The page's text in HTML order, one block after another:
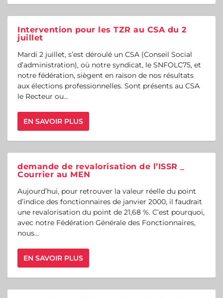
Intervention pour les TZR au CSA du 2
juillet
Mardi 2 juillet, s’est déroulé un CSA (Conseil Social
d’administration), où notre syndicat, le SNFOLC75, et
notre fédération, siègent en raison de nos résultats
aux élections professionnelles. Sont présents au CSA
le Recteur ou...
EN SAVOIR PLUS
demande de revalorisation de l’ISSR _
Courrier au MEN
Aujourd’hui, pour retrouver la valeur réelle du point
d’indice des fonctionnaires de janvier 2000, il faudrait
une revalorisation du point de 21,68 %. C’est pourquoi,
avec notre Fédération Générale des Fonctionnaires,
nous...
EN SAVOIR PLUS